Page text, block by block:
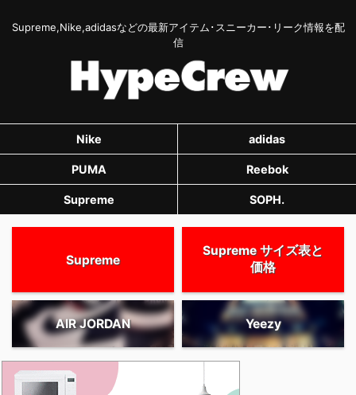
Supreme,Nike,adidasなどの最新アイテム･スニーカー･リーク情報を配
信
Nike adidas
PUMA Reebok
Supreme SOPH.
Supreme
Supreme サイズ表と
価格
AIR JORDAN Yeezy